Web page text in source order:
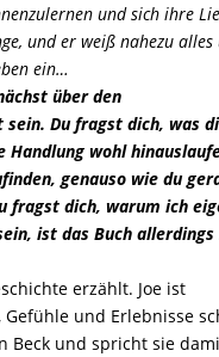
und sich ihre
und er weiß nahezu alles
ein…
über den
Du fragst dich, was
wohl
genauso wie du
fragst dich, warum ich
ist das Buch
erzählt. Joe ist
und Erlebnisse
Beck und spricht sie